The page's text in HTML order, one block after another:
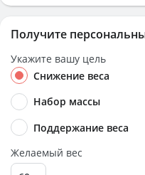
Получите
Укажите вашу цель
Снижение веса
Набор массы
Поддержание веса
Желаемый вес